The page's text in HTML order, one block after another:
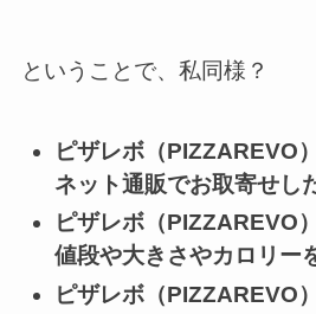
ということで、私同様？
ピザレボ（PIZZAREVO
ネット通販でお取寄せし
ピザレボ（PIZZAREVO
値段や大きさやカロリー
ピザレボ（PIZZAREVO